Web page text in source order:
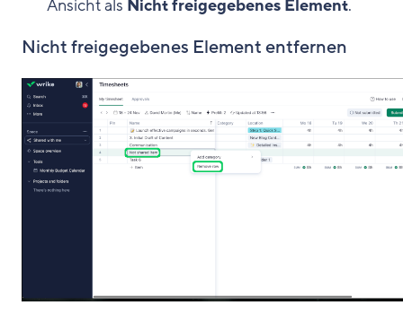
Ansicht als Nicht freigegebenes Element.
Nicht freigegebenes Element entfernen